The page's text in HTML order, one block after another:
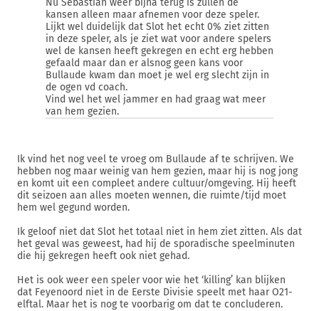
Nu Sebastian weer bijna terug is zullen de
kansen alleen maar afnemen voor deze speler.
Lijkt wel duidelijk dat Slot het echt 0% ziet zitten
in deze speler, als je ziet wat voor andere spelers
wel de kansen heeft gekregen en echt erg hebben
gefaald maar dan er alsnog geen kans voor
Bullaude kwam dan moet je wel erg slecht zijn in
de ogen vd coach.
Vind wel het wel jammer en had graag wat meer
van hem gezien.
Ik vind het nog veel te vroeg om Bullaude af te schrijven. We
hebben nog maar weinig van hem gezien, maar hij is nog jong
en komt uit een compleet andere cultuur/omgeving. Hij heeft
dit seizoen aan alles moeten wennen, die ruimte/tijd moet
hem wel gegund worden.
Ik geloof niet dat Slot het totaal niet in hem ziet zitten. Als dat
het geval was geweest, had hij de sporadische speelminuten
die hij gekregen heeft ook niet gehad.
Het is ook weer een speler voor wie het ‘killing’ kan blijken
dat Feyenoord niet in de Eerste Divisie speelt met haar O21-
elftal. Maar het is nog te voorbarig om dat te concluderen.